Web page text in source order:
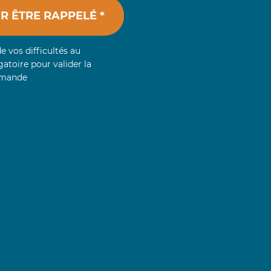
ÊTRE RAPPELÉ *
vos difficultés au
pour valider la